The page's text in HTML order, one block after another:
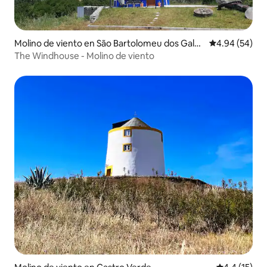
Molino de viento en São Bartolomeu dos Gale
gos
Calificación
4.94 (54)
The Windhouse - Molino de viento